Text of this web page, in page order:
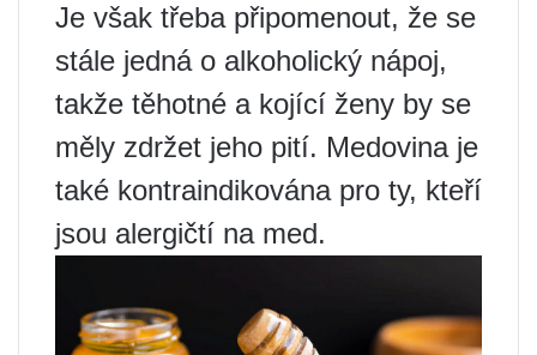
Je však třeba připomenout, že se
stále jedná o alkoholický nápoj,
takže těhotné a kojící ženy by se
měly zdržet jeho pití. Medovina je
také kontraindikována pro ty, kteří
jsou alergičtí na med.